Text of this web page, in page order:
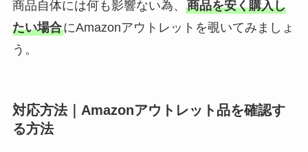
商品自体には何も影響ない為、 商品を安く購入し
たい場合にAmazonアウトレットを覗いてみましょ
う。
対応方法｜Amazonアウトレット品を確認す
る方法